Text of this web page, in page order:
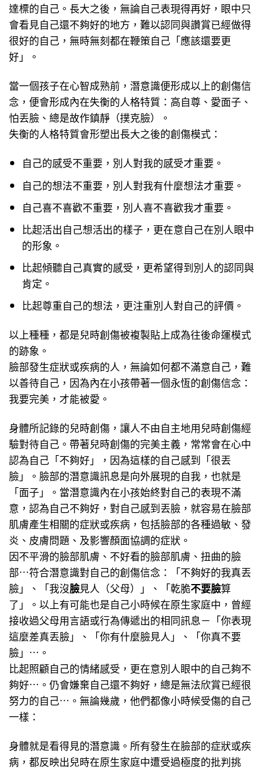
達標的自己。長大之後，無論自己表現得再好，眼中只
會看見自己還不夠好的地方，難以認同與讚賞已經做得
很好的自己，無時無刻都在鞭策自己「應該還要更
好」。
當一個孩子在心智成熟前，潛意識便形成以上的創傷信
念，便會形成內在失衡的人格特質：高自尊、愛面子、
怕丟臉、總是故作鎮靜（撲克臉）。
失衡的人格特質會形塑出長大之後的創傷模式：
自己的感受不重要，別人對我的感受才重要。
自己的想法不重要，別人對我有什麼想法才重要。
自己喜不喜歡不重要，別人喜不喜歡我才重要。
比起活出自己想活出的樣子，更在意自己在別人眼中
的形象。
比起傾聽自己真實的感受，更希望得到別人的認同與
肯定。
比起尊重自己的想法，更注重別人對自己的評價。
以上種種，都是兒時創傷被複製貼上成為往後命運模式
的跡象。
臉部發生症狀或疾病的人，無論如何都不滿意自己，難
以善待自己，因為內在小孩帶著一個永恆的創傷信念：
我要完美，才能被愛。
身體所記錄的兒時創傷，讓人不由自主地用兒時創傷經
驗對待自己。帶著兒時創傷的完美主義，常常會在心中
認為自己「不夠好」，因為這樣的自己感到「很丟
臉」。臉部的潛意識訊息是向外展現的自我，也就是
「面子」。當潛意識內在小孩始終對自己的表現不滿
意，認為自己不夠好，對自己感到丟臉，就容易在臉部
肌膚產生相關的症狀或疾病，包括臉部的各種過敏、發
炎、皮膚問題、及影響顏面協調的症狀。
因不平滑的臉部肌膚、不好看的臉部肌膚、扭曲的臉
部⋯符合潛意識對自己的創傷信念：「不夠好的我真丟
臉」、「我沒臉見人（父母）」、「乾脆不要臉算
了」。以上有可能也是自己小時候在原生家庭中，曾經
接收過父母用言語或行為傳遞出的相同訊息－「你表現
這麼差真丟臉」、「你有什麼臉見人」、「你真不要
臉」⋯。
比起照顧自己的情緒感受，更在意別人眼中的自己夠不
夠好⋯。仍會嫌棄自己還不夠好，總是無法欣賞已經很
努力的自己⋯。無論幾歲，他們都像小時候受傷的自己
一樣：
身體就是看得見的潛意識。所有發生在臉部的症狀或疾
病，都反映出兒時在原生家庭中遭受過極度的批判挑